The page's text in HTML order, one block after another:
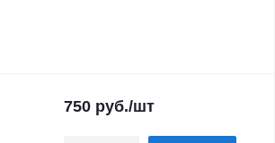
750 руб./шт